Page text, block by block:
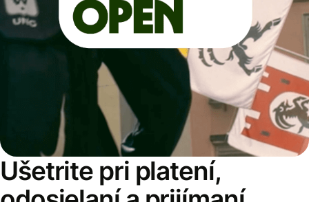
Ušetrite pri platení,